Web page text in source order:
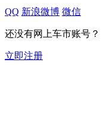
QQ 新浪微博 微信
还没有网上车市账号？
立即注册